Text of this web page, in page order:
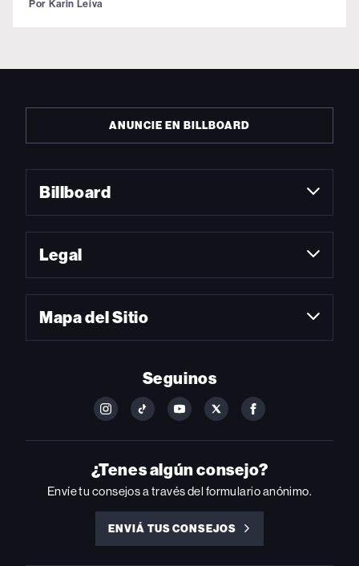
Por Karin Leiva
ANUNCIE EN BILLBOARD
Billboard
Legal
Mapa del Sitio
Seguinos
FOLLOW
ON
INSTAGRAM
FOLLOW
ON
YOUTUBE
FOLLOW
ON
YOUTUBE
FOLLOW
ON
FOLLOW
ON
FACEBOOK
¿Tenes algún consejo?
Envíe tu consejos a través del formulario anónimo.
ENVIÁ TUS CONSEJOS
ENVIÁ